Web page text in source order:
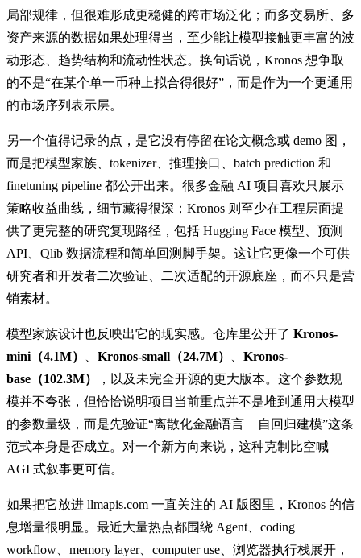
局部规律，但很难形成更稳健的跨市场泛化；而多交易所、多
资产来源的数据如果处理得当，至少能让模型接触更丰富的波
动形态、趋势结构和流动性状态。换句话说，Kronos 想争取
的不是“在某个单一币种上拟合得很好”，而是作为一个更通用
的市场序列表示层。
另一个值得记录的点，是它没有停留在论文概念或 demo 图，
而是把模型家族、tokenizer、推理接口、batch prediction 和
finetuning pipeline 都公开出来。很多金融 AI 项目喜欢只展示
策略收益曲线，细节藏得很深；Kronos 则至少在工程层面提
供了更完整的研究复现路径，包括 Hugging Face 模型、预测
API、Qlib 数据流程和简单回测脚手架。这让它更像一个可供
研究者和开发者二次验证、二次适配的开源底座，而不只是营
销素材。
模型家族设计也反映出它的现实感。仓库里公开了 Kronos-
mini（4.1M）
Kronos-small（24.7M）
Kronos-
base（102.3M）
，以及未完全开源的更大版本。这个参数规
模并不夸张，但恰恰说明项目当前重点并不是堆到通用大模型
的参数量级，而是先验证“离散化金融语言 + 自回归建模”这条
范式本身是否成立。对一个新方向来说，这种克制比空喊
AGI 式叙事更可信。
如果把它放进 llmapis.com 一直关注的 AI 版图里，Kronos 的信
息增量很明显。最近大量热点都围绕 Agent、coding
workflow、memory layer、computer use、浏览器执行栈展开，